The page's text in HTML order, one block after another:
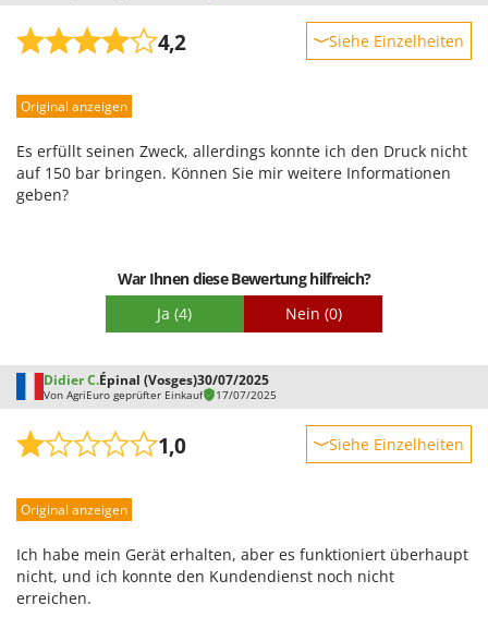
4,2 Siehe Einzelheiten
Leistung
Qualität / Preis
Schwierigkeitsgrad Zusammenbau
Original anzeigen
Es erfüllt seinen Zweck, allerdings konnte ich den Druck nicht
auf 150 bar bringen. Können Sie mir weitere Informationen
geben?
War Ihnen diese Bewertung hilfreich?
Ja (4) Nein (0)
Didier C.Épinal (Vosges)30/07/2025
Von AgriEuro geprüfter Einkauf 17/07/2025
1,0 Siehe Einzelheiten
Leistung
Qualität / Preis
Schwierigkeitsgrad Zusammenbau
Original anzeigen
Ich habe mein Gerät erhalten, aber es funktioniert überhaupt
nicht, und ich konnte den Kundendienst noch nicht
erreichen.